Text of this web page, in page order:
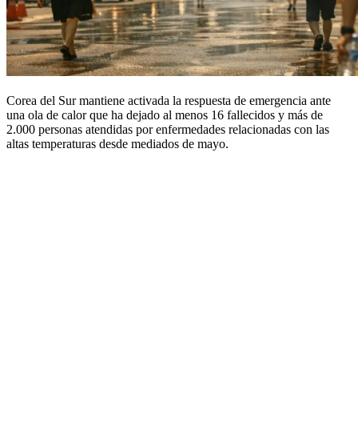
Corea del Sur mantiene activada la respuesta de emergencia ante
una ola de calor que ha dejado al menos 16 fallecidos y más de
2.000 personas atendidas por enfermedades relacionadas con las
altas temperaturas desde mediados de mayo.